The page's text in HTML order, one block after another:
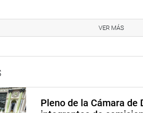
locales, los centros de
que el cambio climático es una
E IMAGEN INSTITUCIONAL
VER MÁS
Pleno de la Cámara de